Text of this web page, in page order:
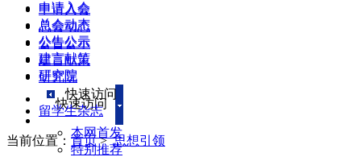
申请入会
总会动态
公告公示
建言献策
研究院
快速访问
本网首发
特别推荐
申请入会
总会动态
公告公示
建言献策
研究院
快速访问
留学生杂志
当前位置： 首页>思想引领